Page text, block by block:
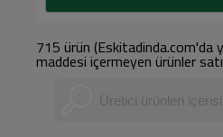
715 ürün (Eskitadinda.com'da
maddesi içermeyen ürünler